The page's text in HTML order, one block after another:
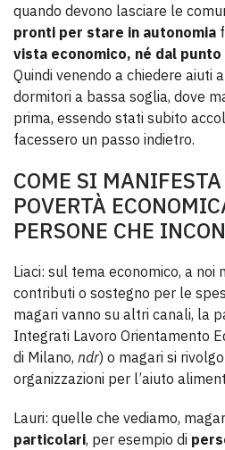
quando devono lasciare le
pronti per stare in autonomia
vista economico, né dal
Quindi venendo a chiedere aiuti
dormitori a bassa soglia, dove
prima, essendo stati subito
facessero un passo indietro.
COME SI
POVERTÀ
PERSONE CHE
Liaci: sul tema economico, a noi
contributi o sostegno per le
magari vanno su altri canali, la
Integrati Lavoro Orientamento
di Milano, ndr) o magari si
organizzazioni per l’aiuto
Lauri: quelle che vediamo,
particolari, per esempio di